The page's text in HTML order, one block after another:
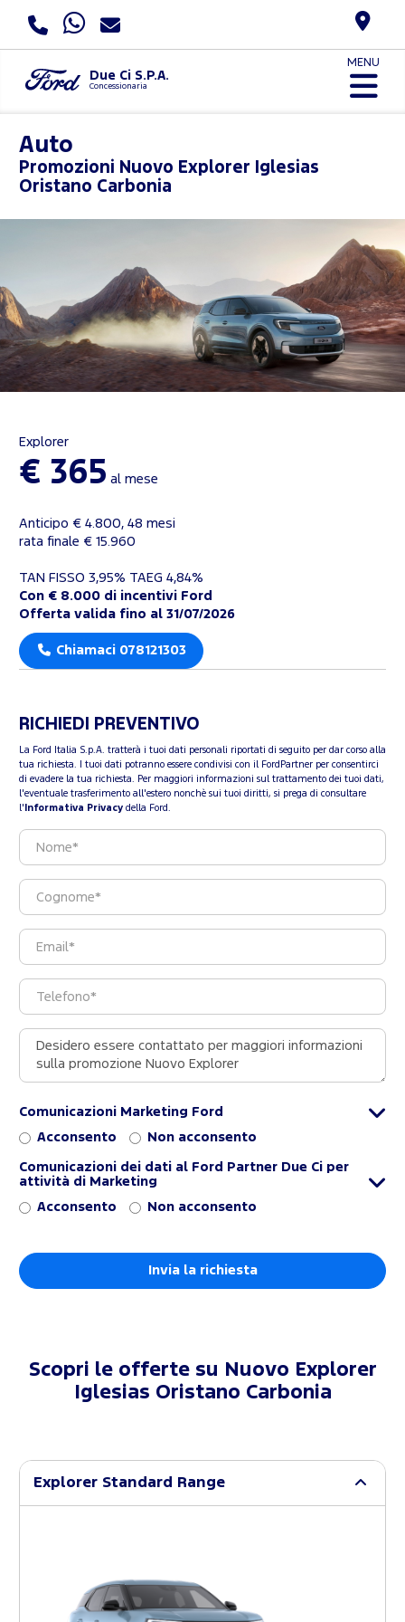
Due Ci S.P.A.
Concessionaria
MENU
Auto
Promozioni Nuovo Explorer Iglesias
Oristano Carbonia
Explorer
€ 365 al mese
Anticipo € 4.800, 48 mesi
rata finale € 15.960
TAN FISSO 3,95% TAEG 4,84%
Con € 8.000 di incentivi Ford
Offerta valida fino al 31/07/2026
Chiamaci 078121303
RICHIEDI PREVENTIVO
La Ford Italia S.p.A. tratterà i tuoi dati personali riportati di seguito per dar corso alla
tua richiesta. I tuoi dati potranno essere condivisi con il FordPartner per consentirci
di evadere la tua richiesta. Per maggiori informazioni sul trattamento dei tuoi dati,
l'eventuale trasferimento all'estero nonchè sui tuoi diritti, si prega di consultare
l' Informativa Privacy della Ford.
Comunicazioni Marketing Ford
Acconsento Non acconsento
Comunicazioni dei dati al Ford Partner Due Ci per
attività di Marketing
Acconsento Non acconsento
Scopri le offerte su
Nuovo Explorer
Iglesias Oristano Carbonia
Explorer Standard Range